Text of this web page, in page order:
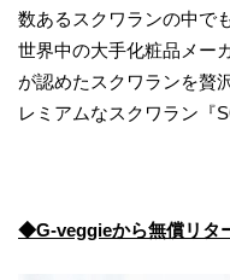
数あるスクワランの中で
世界中の大手化粧品メー
が認めたスクワランを贅
レミアムなスクワラン『
◆G-veggieから無償リタ